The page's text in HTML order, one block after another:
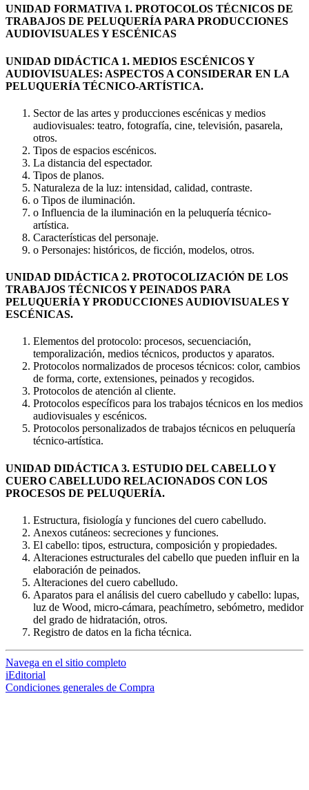
UNIDAD FORMATIVA 1. PROTOCOLOS TÉCNICOS DE
TRABAJOS DE PELUQUERÍA PARA PRODUCCIONES
AUDIOVISUALES Y ESCÉNICAS
UNIDAD DIDÁCTICA 1. MEDIOS ESCÉNICOS Y
AUDIOVISUALES: ASPECTOS A CONSIDERAR EN LA
PELUQUERÍA TÉCNICO-ARTÍSTICA.
Sector de las artes y producciones escénicas y medios
audiovisuales: teatro, fotografía, cine, televisión, pasarela,
otros.
Tipos de espacios escénicos.
La distancia del espectador.
Tipos de planos.
Naturaleza de la luz: intensidad, calidad, contraste.
o Tipos de iluminación.
o Influencia de la iluminación en la peluquería técnico-
artística.
Características del personaje.
o Personajes: históricos, de ficción, modelos, otros.
UNIDAD DIDÁCTICA 2. PROTOCOLIZACIÓN DE LOS
TRABAJOS TÉCNICOS Y PEINADOS PARA
PELUQUERÍA Y PRODUCCIONES AUDIOVISUALES Y
ESCÉNICAS.
Elementos del protocolo: procesos, secuenciación,
temporalización, medios técnicos, productos y aparatos.
Protocolos normalizados de procesos técnicos: color, cambios
de forma, corte, extensiones, peinados y recogidos.
Protocolos de atención al cliente.
Protocolos específicos para los trabajos técnicos en los medios
audiovisuales y escénicos.
Protocolos personalizados de trabajos técnicos en peluquería
técnico-artística.
UNIDAD DIDÁCTICA 3. ESTUDIO DEL CABELLO Y
CUERO CABELLUDO RELACIONADOS CON LOS
PROCESOS DE PELUQUERÍA.
Estructura, fisiología y funciones del cuero cabelludo.
Anexos cutáneos: secreciones y funciones.
El cabello: tipos, estructura, composición y propiedades.
Alteraciones estructurales del cabello que pueden influir en la
elaboración de peinados.
Alteraciones del cuero cabelludo.
Aparatos para el análisis del cuero cabelludo y cabello: lupas,
luz de Wood, micro-cámara, peachímetro, sebómetro, medidor
del grado de hidratación, otros.
Registro de datos en la ficha técnica.
Navega en el sitio completo
iEditorial
Condiciones generales de Compra